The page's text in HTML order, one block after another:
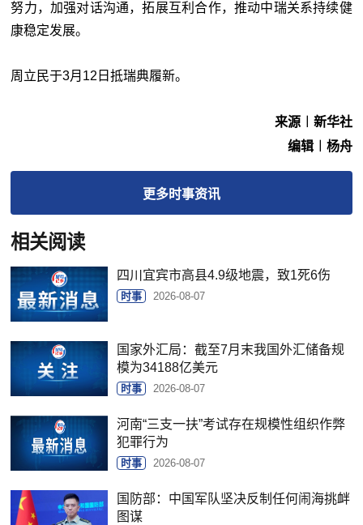
努力，加强对话沟通，拓展互利合作，推动中瑞关系持续健
康稳定发展。
周立民于3月12日抵瑞典履新。
来源︱新华社
编辑︱杨舟
更多时事资讯
相关阅读
四川宜宾市高县4.9级地震，致1死6伤
时事 2026-08-07
国家外汇局：截至7月末我国外汇储备规
模为34188亿美元
时事 2026-08-07
河南“三支一扶”考试存在规模性组织作弊
犯罪行为
时事 2026-08-07
国防部：中国军队坚决反制任何闹海挑衅
图谋